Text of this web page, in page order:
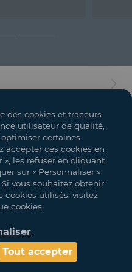
Hybrides
| Les visuels ne sont pas
des cookies et traceurs
utilisateur de qualité,
optimiser certaines
accepter ces cookies en
», les refuser en cliquant
sur « Personnaliser »
vous souhaitez obtenir
cookies utilisés, visitez
cookies.
Tout accepter